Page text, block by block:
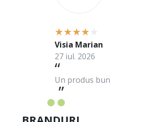
Un produs bun
Visia Marian
27 iul. 2026